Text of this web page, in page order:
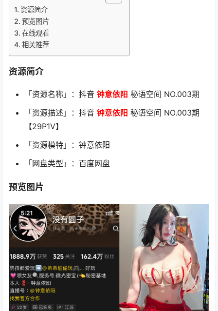
资源简介
预览图片
在线观看
相关推荐
资源简介
「资源名称」：抖音 钟意依阳 秘语空间 NO.003期
「资源描述」：抖音 钟意依阳 秘语空间 NO.003期
【29P1V】
「资源模特」：钟意依阳
「网盘类型」：百度网盘
预览图片